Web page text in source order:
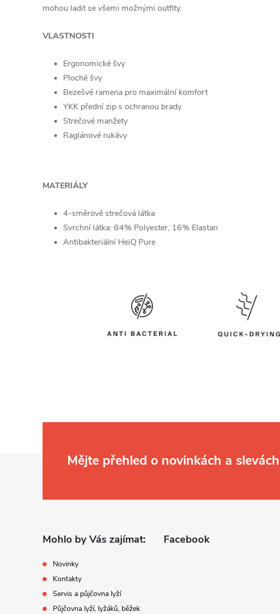
mohou ladit se všemi možnými outfity.
VLASTNOSTI
Ergonomické švy
Ploché švy
Bezešvé ramena pro maximální komfort
YKK přední zip s ochranou brady
Strečové manžety
Raglánové rukávy
MATERIÁLY
4-směrově strečová látka
Svrchní látka: 84% Polyester, 16% Elastan
Antibakteriální HeiQ Pure
Mějte přehled o novinkách a slevách
Mohlo by Vás zajímat:
Novinky
Kontakty
Servis a půjčovna lyží
Půjčovna lyží, lyžáků, běžek
Facebook